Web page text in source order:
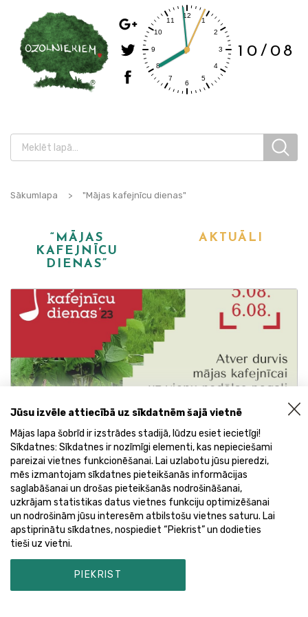
10/08
Sākumlapa > "Mājas kafejnīcu dienas"
“MĀJAS
KAFEJNĪCU
DIENAS”
AKTUĀLI
Patīk gatavot un uzņemt ciemiņus, un ir dārzs?
Piedalies “Mājas kafejnīcu dienās”
Anda Baraškina
"Mājas kafejnīcu dienas"
Jūsu izvēle attiecībā uz sīkdatnēm šajā vietnē
Mājas lapa šobrīd ir izstrādes stadijā, lūdzu esiet iecietīgi!
Sīkdatnes: Sīkdatnes ir nozīmīgi elementi, kas nepieciešami
pareizai vietnes funkcionēšanai. Lai uzlabotu jūsu pieredzi,
mēs izmantojam sīkdatnes pieteikšanās informācijas
saglabāšanai un drošas pieteikšanās nodrošināšanai,
uzkrājam statistikas datus vietnes funkciju optimizēšanai
un nodrošinām jūsu interesēm atbilstošu vietnes saturu. Lai
apstiprinātu sīkdatnes, nospiediet “Piekrist” un dodieties
tieši uz vietni.
PIEKRIST